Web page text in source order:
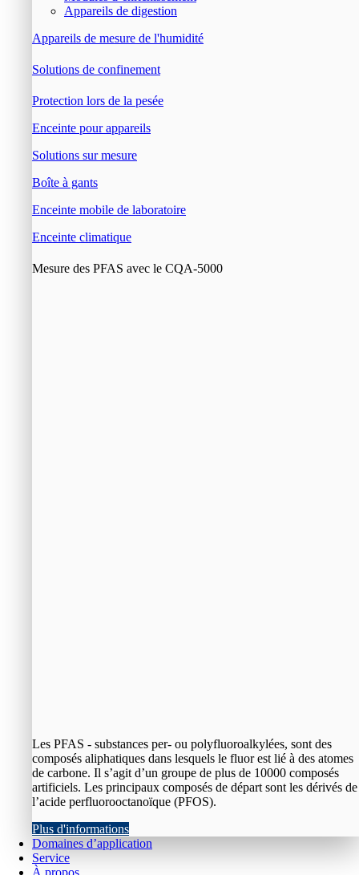
Appareils de digestion
Appareils de mesure de l'humidité
Solutions de confinement
Protection lors de la pesée
Enceinte pour appareils
Solutions sur mesure
Boîte à gants
Enceinte mobile de laboratoire
Enceinte climatique
Mesure des PFAS avec le CQA-5000
Les PFAS - substances per- ou polyfluoroalkylées, sont des
composés aliphatiques dans lesquels le fluor est lié à des atomes
de carbone. Il s’agit d’un groupe de plus de 10000 composés
artificiels. Les principaux composés de départ sont les dérivés de
l’acide perfluorooctanoïque (PFOS).
Plus d'informations
Domaines d’application
Service
À propos